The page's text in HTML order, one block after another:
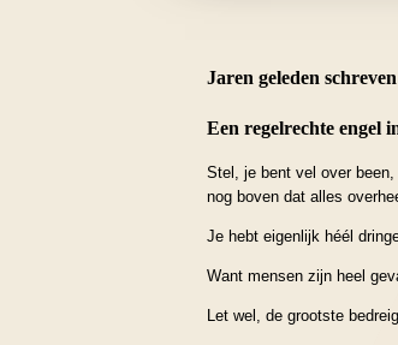
Jaren geleden
Een regelrechte engel
Stel, je bent vel over
nog boven dat alles
Je hebt eigenlijk héél
Want mensen zijn heel
Let wel, de grootste